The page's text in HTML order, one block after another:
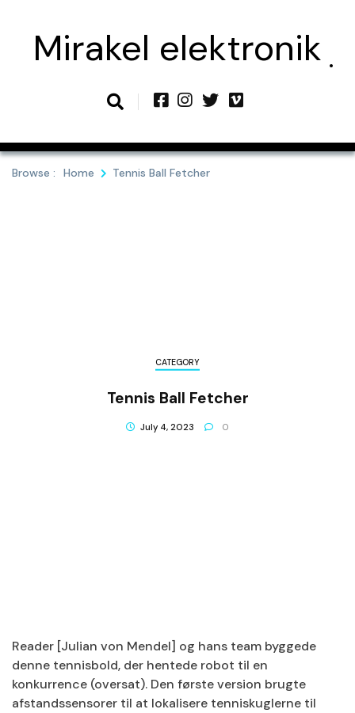
contentMirakel elektronik
Browse : Home Tennis Ball Fetcher
CATEGORY
Tennis Ball Fetcher
July 4, 2023 0
Reader [Julian von Mendel] og hans team byggede
denne tennisbold, der hentede robot til en
konkurrence (oversat). Den første version brugte
afstandssensorer til at lokalisere tenniskuglerne til